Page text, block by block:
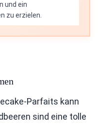
und ein
zu erzielen.
Parfaits kann
sind eine tolle